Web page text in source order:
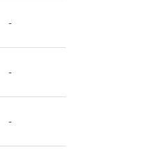
-
-
-